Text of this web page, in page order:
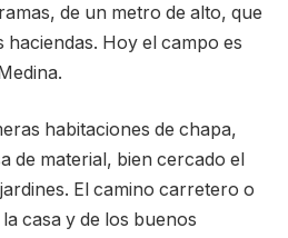
de un metro de alto, que
Hoy el campo es
habitaciones de chapa,
de material, bien cercado el
El camino carretero o
casa y de los buenos